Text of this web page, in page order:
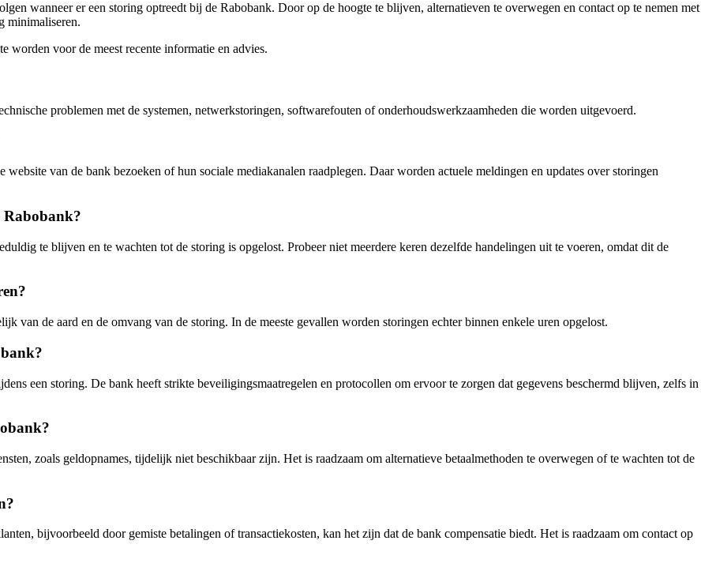
wanneer er een storing optreedt bij de Rabobank. Door op de hoogte te blijven, alternatieven te overwegen en contact op te nemen met
minimaliseren.
voor de meest recente informatie en advies.
problemen met de systemen, netwerkstoringen, softwarefouten of onderhoudswerkzaamheden die worden uitgevoerd.
van de bank bezoeken of hun sociale mediakanalen raadplegen. Daar worden actuele meldingen en updates over storingen
Rabobank?
te blijven en te wachten tot de storing is opgelost. Probeer niet meerdere keren dezelfde handelingen uit te voeren, omdat dit de
van de aard en de omvang van de storing. In de meeste gevallen worden storingen echter binnen enkele uren opgelost.
een storing. De bank heeft strikte beveiligingsmaatregelen en protocollen om ervoor te zorgen dat gegevens beschermd blijven, zelfs in
zoals geldopnames, tijdelijk niet beschikbaar zijn. Het is raadzaam om alternatieve betaalmethoden te overwegen of te wachten tot de
bijvoorbeeld door gemiste betalingen of transactiekosten, kan het zijn dat de bank compensatie biedt. Het is raadzaam om contact op